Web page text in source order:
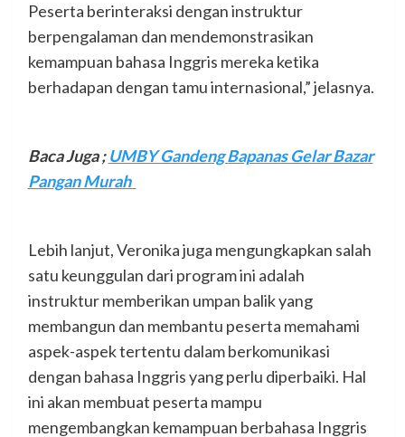
Peserta berinteraksi dengan instruktur
berpengalaman dan mendemonstrasikan
kemampuan bahasa Inggris mereka ketika
berhadapan dengan tamu internasional,” jelasnya.
Baca Juga ;UMBY Gandeng Bapanas Gelar Bazar
Pangan Murah
Lebih lanjut, Veronika juga mengungkapkan salah
satu keunggulan dari program ini adalah
instruktur memberikan umpan balik yang
membangun dan membantu peserta memahami
aspek-aspek tertentu dalam berkomunikasi
dengan bahasa Inggris yang perlu diperbaiki. Hal
ini akan membuat peserta mampu
mengembangkan kemampuan berbahasa Inggris